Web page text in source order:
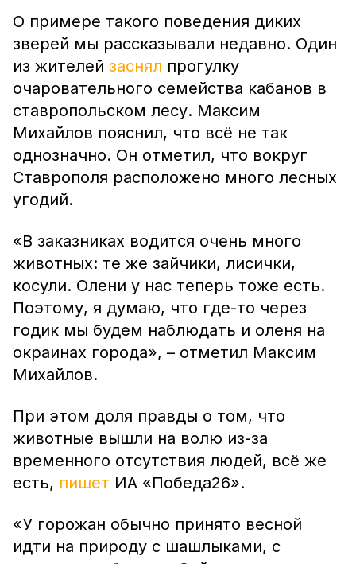
О примере такого поведения диких
зверей мы рассказывали недавно. Один
из жителей заснял прогулку
очаровательного семейства кабанов в
ставропольском лесу. Максим
Михайлов пояснил, что всё не так
однозначно. Он отметил, что вокруг
Ставрополя расположено много лесных
угодий.
«В заказниках водится очень много
животных: те же зайчики, лисички,
косули. Олени у нас теперь тоже есть.
Поэтому, я думаю, что где-то через
годик мы будем наблюдать и оленя на
окраинах города», – отметил Максим
Михайлов.
При этом доля правды о том, что
животные вышли на волю из-за
временного отсутствия людей, всё же
есть, пишет ИА «Победа26».
«У горожан обычно принято весной
идти на природу с шашлыками, с